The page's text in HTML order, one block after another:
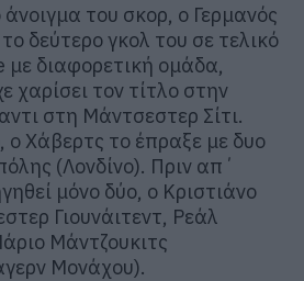
του σκορ, ο Γερμανός
δεύτερο γκολ του σε τελικό
με διαφορετική ομάδα,
χαρίσει τον τίτλο στην
στη Μάντσεστερ Σίτι.
ο Χάβερτς το έπραξε με δυο
(Λονδίνο). Πριν απ΄
μόνο δύο, ο Κριστιάνο
Γιουνάιτεντ, Ρεάλ
Μάντζουκιτς
Μονάχου).